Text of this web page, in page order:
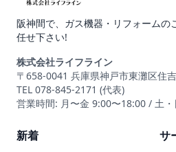
阪神間で、ガス機器・リフォームの
任せ下さい!
株式会社ライフライン
〒658-0041 兵庫県神戸市東灘区住
TEL 078-845-2171 (代表)
営業時間: 月〜金 9:00〜18:00 / 土
新着
サ